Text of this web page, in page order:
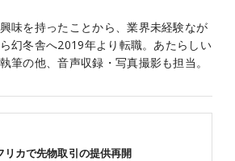
味を持ったことから、業界未経験なが
幻冬舎へ2019年より転職。あたらしい
筆の他、音声収録・写真撮影も担当。
リカで先物取引の提供再開